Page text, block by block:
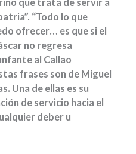
“Todo lo que
ofrecer… es que si el
no regresa
al Callao
frases son de Miguel
Una de ellas es su
de servicio hacia el
deber u